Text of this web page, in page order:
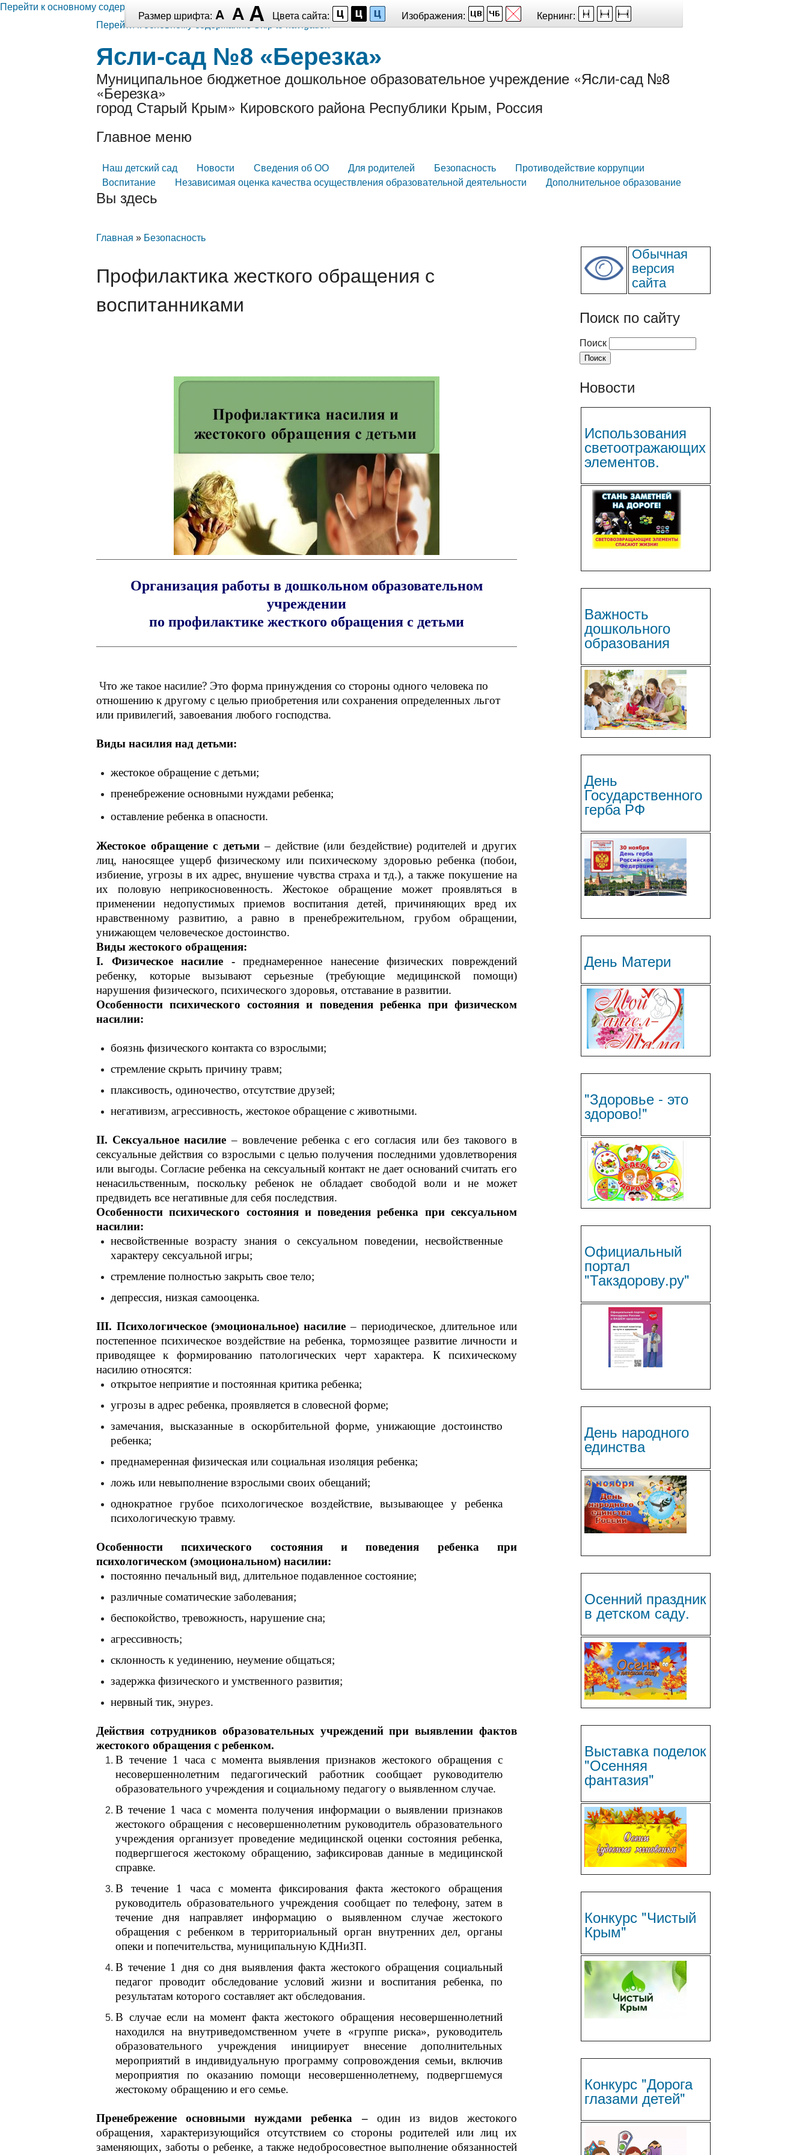
Перейти к основному содержанию
Размер шрифта:
Цвета сайта: Изображения:
Кернинг:
Перейти к основному содержанию Skip to navigation
Ясли-сад №8 «Березка»
Муниципальное бюджетное дошкольное образовательное учреждение «Ясли-сад №8
«Березка»
город Старый Крым» Кировского района Республики Крым, Россия
Главное меню
Наш детский сад Новости Сведения об ОО Для родителей Безопасность
Противодействие коррупции
Воспитание
Независимая оценка качества осуществления образовательной деятельности Дополнительное образование
Вы здесь
Главная » Безопасность
Профилактика жесткого обращения с
воспитанниками
Организация работы в дошкольном образовательном
учреждении
по профилактике жесткого обращения с детьми
Что же такое насилие? Это форма принуждения со стороны одного человека по
отношению к другому с целью приобретения или сохранения определенных льгот
или привилегий, завоевания любого господства.
Виды насилия над детьми:
жестокое обращение с детьми;
пренебрежение основными нуждами ребенка;
оставление ребенка в опасности.
Жестокое обращение с детьми– действие (или бездействие) родителей и других
лиц, наносящее ущерб физическому или психическому здоровью ребенка (побои,
избиение, угрозы в их адрес, внушение чувства страха и тд.), а также покушение на
их половую неприкосновенность. Жестокое обращение может проявляться в
применении недопустимых приемов воспитания детей, причиняющих вред их
нравственному развитию, а равно в пренебрежительном, грубом обращении,
унижающем человеческое достоинство.
Виды жестокого обращения:
I. Физическое насилие -преднамеренное нанесение физических повреждений
ребенку, которые вызывают серьезные (требующие медицинской помощи)
нарушения физического, психического здоровья, отставание в развитии.
Особенности психического состояния и поведения ребенка при физическом
насилии:
боязнь физического контакта со взрослыми;
стремление скрыть причину травм;
плаксивость, одиночество, отсутствие друзей;
негативизм, агрессивность, жестокое обращение с животными.
II. Сексуальное насилие – вовлечение ребенка с его согласия или без такового в
сексуальные действия со взрослыми с целью получения последними удовлетворения
или выгоды. Согласие ребенка на сексуальный контакт не дает оснований считать его
ненасильственным, поскольку ребенок не обладает свободой воли и не может
предвидеть все негативные для себя последствия.
Особенности психического состояния и поведения ребенка при сексуальном
насилии:
несвойственные возрасту знания о сексуальном поведении, несвойственные
характеру сексуальной игры;
стремление полностью закрыть свое тело;
депрессия, низкая самооценка.
III. Психологическое (эмоциональное) насилие – периодическое, длительное или
постепенное психическое воздействие на ребенка, тормозящее развитие личности и
приводящее к формированию патологических черт характера. К психическому
насилию относятся:
открытое неприятие и постоянная критика ребенка;
угрозы в адрес ребенка, проявляется в словесной форме;
замечания, высказанные в оскорбительной форме, унижающие достоинство
ребенка;
преднамеренная физическая или социальная изоляция ребенка;
ложь или невыполнение взрослыми своих обещаний;
однократное грубое психологическое воздействие, вызывающее у ребенка
психологическую травму.
Особенности психического состояния и поведения ребенка при
психологическом (эмоциональном) насилии:
постоянно печальный вид, длительное подавленное состояние;
различные соматические заболевания;
беспокойство, тревожность, нарушение сна;
агрессивность;
склонность к уединению, неумение общаться;
задержка физического и умственного развития;
нервный тик, энурез.
Действия сотрудников образовательных учреждений при выявлении фактов
жестокого обращения с ребенком.
В течение 1 часа с момента выявления признаков жестокого обращения с
несовершеннолетним педагогический работник сообщает руководителю
образовательного учреждения и социальному педагогу о выявленном случае.
В течение 1 часа с момента получения информации о выявлении признаков
жестокого обращения с несовершеннолетним руководитель образовательного
учреждения организует проведение медицинской оценки состояния ребенка,
подвергшегося жестокому обращению, зафиксировав данные в медицинской
справке.
В течение 1 часа с момента фиксирования факта жестокого обращения
руководитель образовательного учреждения сообщает по телефону, затем в
течение дня направляет информацию о выявленном случае жестокого
обращения с ребенком в территориальный орган внутренних дел, органы
опеки и попечительства, муниципальную КДНиЗП.
В течение 1 дня со дня выявления факта жестокого обращения социальный
педагог проводит обследование условий жизни и воспитания ребенка, по
результатам которого составляет акт обследования.
В случае если на момент факта жестокого обращения несовершеннолетний
находился на внутриведомственном учете в «группе риска», руководитель
образовательного учреждения инициирует внесение дополнительных
мероприятий в индивидуальную программу сопровождения семьи, включив
мероприятия по оказанию помощи несовершеннолетнему, подвергшемуся
жестокому обращению и его семье.
Пренебрежение основными нуждами ребенка – один из видов жестокого
обращения, характеризующийся отсутствием со стороны родителей или лиц их
заменяющих, заботы о ребенке, а также недобросовестное выполнение обязанностей
Обычная
версия
сайта
Поиск по сайту
Поиск
Новости
Использования
светоотражающих
элементов.
Важность
дошкольного
образования
День
Государственного
герба РФ
День Матери
"Здоровье - это
здорово!"
Официальный
портал
"Такздорову.ру"
День народного
единства
Осенний праздник
в детском саду.
Выставка поделок
"Осенняя
фантазия"
Конкурс "Чистый
Крым"
Конкурс "Дорога
глазами детей"